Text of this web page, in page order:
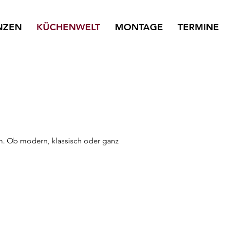
KÜCHENWELT MONTAGE TERMINE
Ob modern, klassisch oder ganz